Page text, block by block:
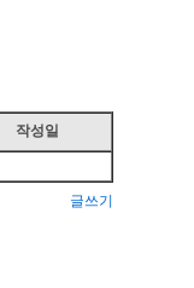
작성일
글쓰기